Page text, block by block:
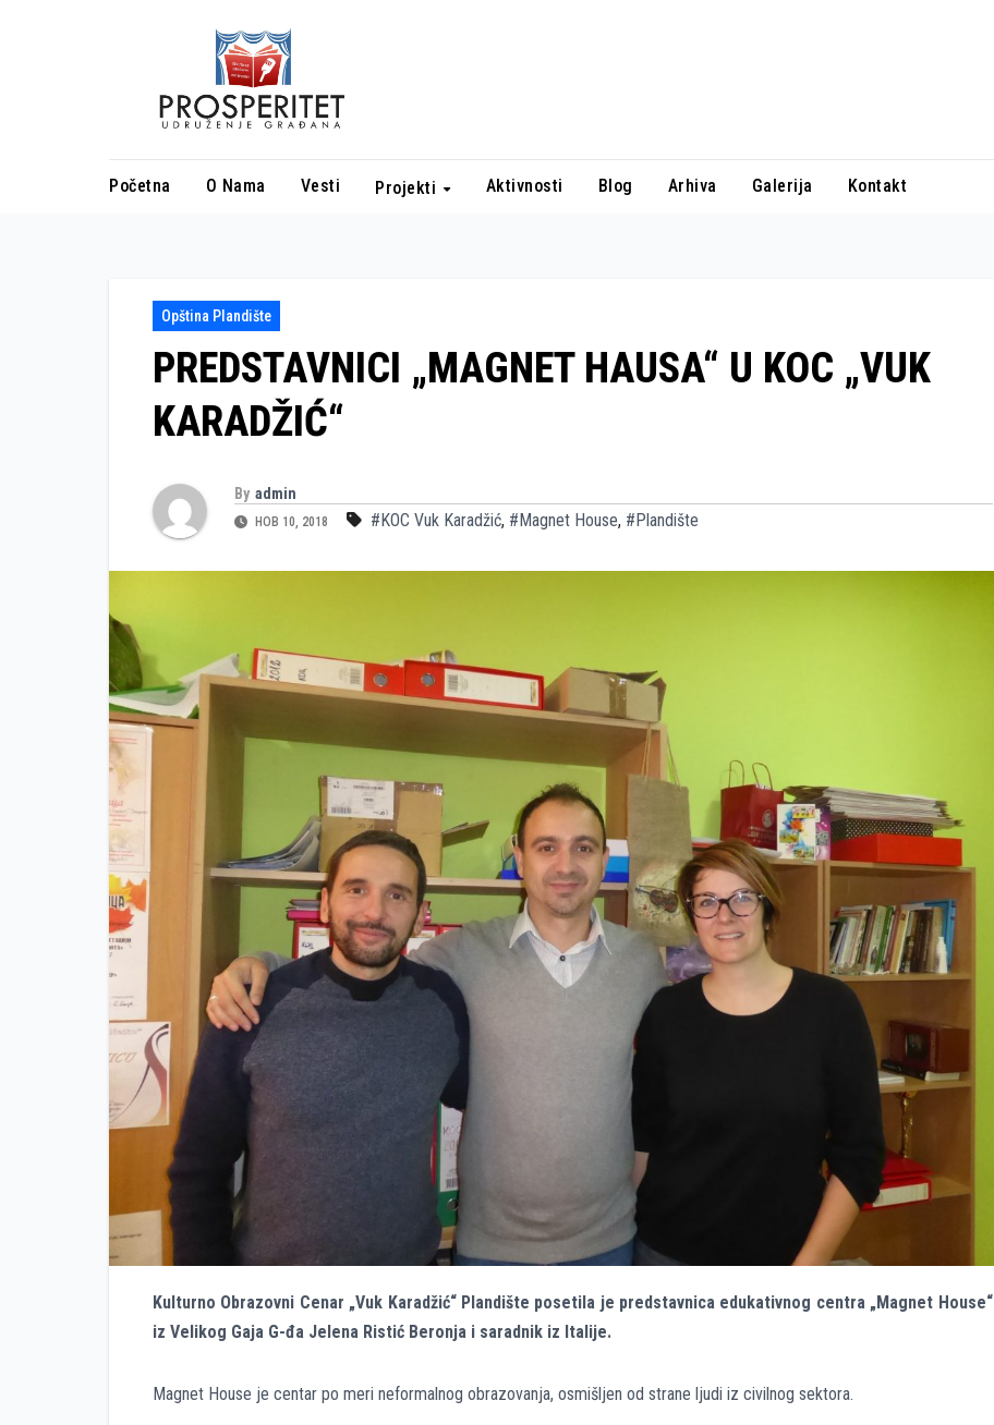
Početna O Nama Vesti Projekti Aktivnosti Blog Arhiva Galerija Kontakt
Opština Plandište
PREDSTAVNICI „MAGNET HAUSA“ U KOC „VUK
KARADŽIĆ“
By admin
НОВ 10, 2018 #KOC Vuk Karadžić, #Magnet House, #Plandište
Kulturno Obrazovni Cenar „Vuk Karadžić“ Plandište posetila je predstavnica edukativnog centra „Magnet House“
iz Velikog Gaja G-đa Jelena Ristić Beronja i saradnik iz Italije.
Magnet House je centar po meri neformalnog obrazovanja, osmišljen od strane ljudi iz civilnog sektora.